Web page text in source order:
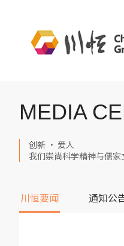
MEDIA
创新 · 爱人
我们崇尚科学精神与儒
川恒要闻 通知公